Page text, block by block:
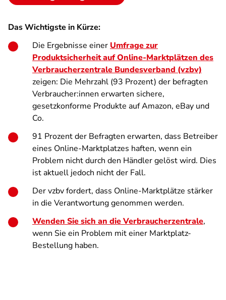
Das Wichtigste in Kürze:
Die Ergebnisse einer Umfrage zur
Produktsicherheit auf Online-Marktplätzen des
Verbraucherzentrale Bundesverband (vzbv)
zeigen: Die Mehrzahl (93 Prozent) der befragten
Verbraucher:innen erwarten sichere,
gesetzkonforme Produkte auf Amazon, eBay und
Co.
91 Prozent der Befragten erwarten, dass Betreiber
eines Online-Marktplatzes haften, wenn ein
Problem nicht durch den Händler gelöst wird. Dies
ist aktuell jedoch nicht der Fall.
Der vzbv fordert, dass Online-Marktplätze stärker
in die Verantwortung genommen werden.
Wenden Sie sich an die Verbraucherzentrale,
wenn Sie ein Problem mit einer Marktplatz-
Bestellung haben.